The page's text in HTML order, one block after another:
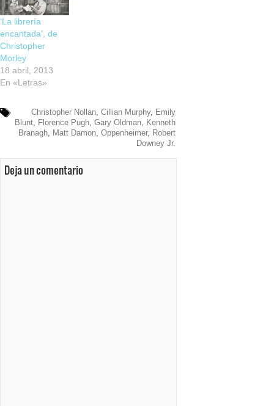
‘La librería
encantada’, de
Christopher
Morley
18 abril, 2013
En «Letras»
Christopher Nollan, Cillian Murphy, Emily
Blunt, Florence Pugh, Gary Oldman, Kenneth
Branagh, Matt Damon, Oppenheimer, Robert
Downey Jr.
Deja un comentario